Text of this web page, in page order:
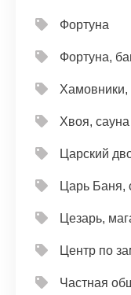
Фортуна
Фортуна,
Хамовники,
Хвоя, сауна
Царский
Царь Баня,
Цезарь,
Центр по
Частная